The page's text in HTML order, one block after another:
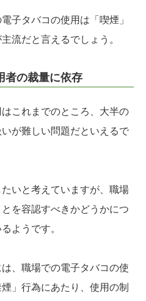
子タバコの使用は「喫煙」
流だと言えるでしょう。
者の裁量に依存
これまでのところ、大半の
が難しい問題だといえるで
いと考えていますが、職場
を容認すべきかどうかにつ
ようです。
、職場での電子タバコの使
」行為にあたり、使用の制